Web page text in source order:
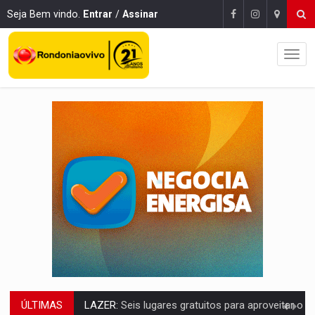
Seja Bem vindo. Entrar / Assinar
ÚLTIMAS VÍDEO:FTICCO e Força Tática prendem membro do CV com arma e drogas